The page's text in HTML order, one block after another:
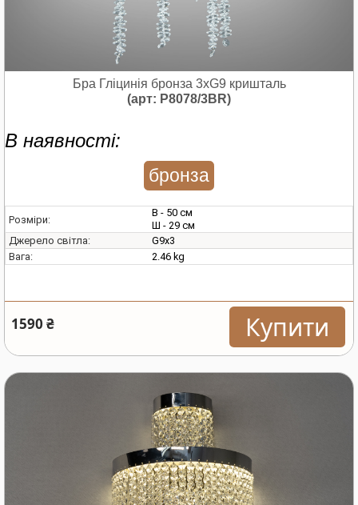
Бра Гліцинія бронза 3xG9 кришталь
(арт: P8078/3BR)
В наявності:
бронза
Розміри:
В - 50 см
Ш - 29 см
Джерело світла:
G9х3
Вага:
2.46 kg
1590 ₴ Купити